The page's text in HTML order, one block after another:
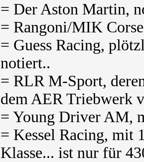
= Der Aston Martin,
= Rangoni/MIK
= Guess Racing,
notiert..
= RLR M-Sport,
dem AER Triebwerk
= Young Driver AM,
= Kessel Racing, mit
Klasse... ist nur für